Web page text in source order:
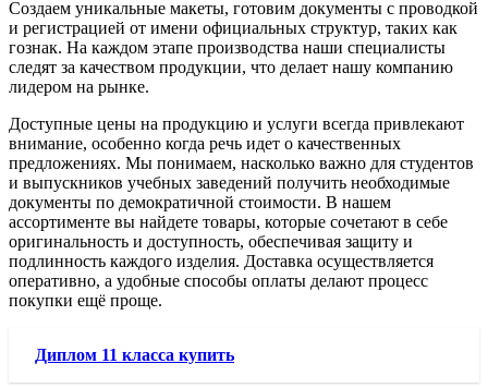
Создаем уникальные макеты, готовим документы с проводкой
и регистрацией от имени официальных структур, таких как
гознак. На каждом этапе производства наши специалисты
следят за качеством продукции, что делает нашу компанию
лидером на рынке.
Доступные цены на продукцию и услуги всегда привлекают
внимание, особенно когда речь идет о качественных
предложениях. Мы понимаем, насколько важно для студентов
и выпускников учебных заведений получить необходимые
документы по демократичной стоимости. В нашем
ассортименте вы найдете товары, которые сочетают в себе
оригинальность и доступность, обеспечивая защиту и
подлинность каждого изделия. Доставка осуществляется
оперативно, а удобные способы оплаты делают процесс
покупки ещё проще.
Диплом 11 класса купить